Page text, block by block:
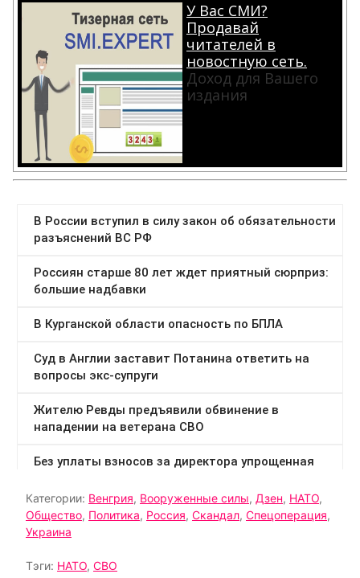
У Вас СМИ?
Продавай
читателей в
новостную сеть.
Доход для Вашего
издания
Категории: Венгрия, Вооруженные силы, Дзен, НАТО,
Общество, Политика, Россия, Скандал, Спецоперация,
Украина
Тэги: НАТО, СВО